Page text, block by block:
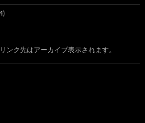
ンク先はアーカイブ表示されます。